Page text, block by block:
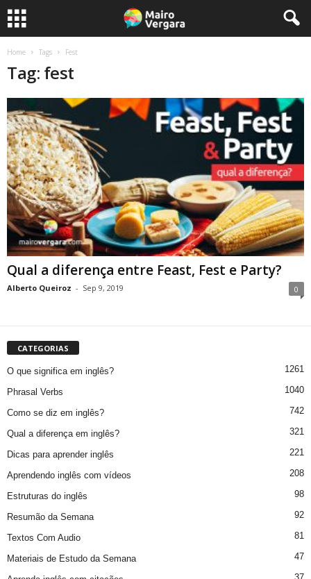
Home Tags Fest
Tag: fest
Qual a diferença entre Feast, Fest e Party?
Alberto Queiroz - Sep 9, 2019 0
CATEGORIAS
O que significa em inglês? 1261
Phrasal Verbs 1040
Como se diz em inglês? 742
Qual a diferença em inglês? 321
Dicas para aprender inglês 221
Aprendendo inglês com vídeos 208
Estruturas do inglês 98
Resumão da Semana 92
Textos Com Audio 81
Materiais de Estudo da Semana 47